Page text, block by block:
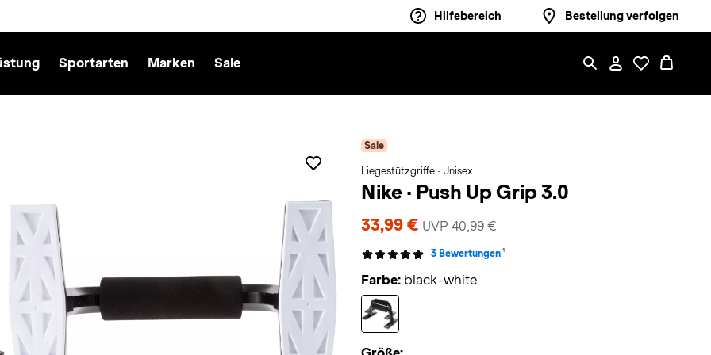
Hilfebereich Bestellung verfolgen
Sportarten Marken Sale
Sale
Liegestützgriffe · Unisex
Nike · Push Up Grip 3.0
33,99 € UVP 40,99 €
3 Bewertungen 1
Farbe: black-white